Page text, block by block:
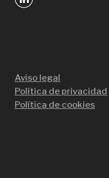
Aviso legal
Política de privacidad
Política de cookies